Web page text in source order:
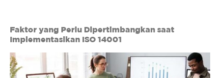
Faktor yang Perlu Dipertimbangkan saat
Implementasikan ISO 14001